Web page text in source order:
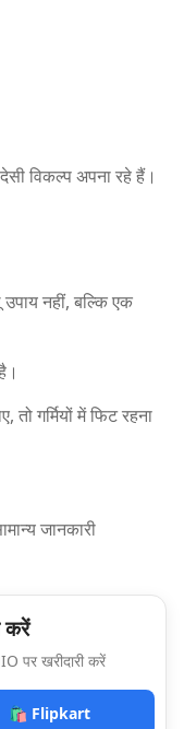
विकल्प अपना रहे हैं।
नहीं, बल्कि एक
गर्मियों में फिट रहना
जानकारी
करें
खरीदारी करें
🛍️ Flipkart